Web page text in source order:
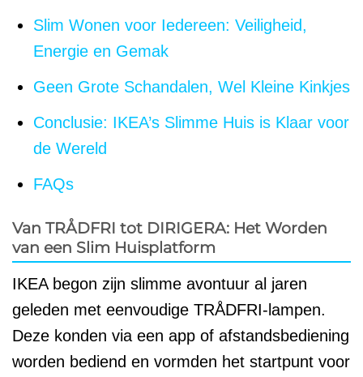
Slim Wonen voor Iedereen: Veiligheid,
Energie en Gemak
Geen Grote Schandalen, Wel Kleine Kinkjes
Conclusie: IKEA’s Slimme Huis is Klaar voor
de Wereld
FAQs
Van TRÅDFRI tot DIRIGERA: Het Worden
van een Slim Huisplatform
IKEA begon zijn slimme avontuur al jaren
geleden met eenvoudige TRÅDFRI-lampen.
Deze konden via een app of afstandsbediening
worden bediend en vormden het startpunt voor